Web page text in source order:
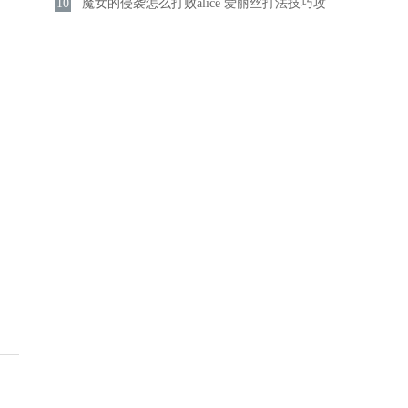
介绍
10 魔女的侵袭怎么打败alice 爱丽丝打法技巧攻